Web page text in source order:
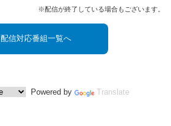
※配信が終了している場合もございます。
配信対応番組一覧へ
Powered by Translate